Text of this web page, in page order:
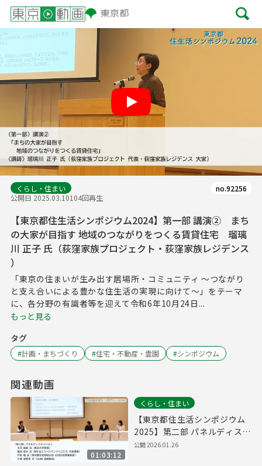
くらし・住まい
公開日 2025.03.10104回再生
no.92256
【東京都住生活シンポジウム2024】第一部 講演② まち
の大家が目指す 地域のつながりをつくる賃貸住宅 瑠璃
川 正子 氏（荻窪家族プロジェクト・荻窪家族レジデンス
）
「東京の住まいが生み出す居場所・コミュニティ ～つながり
と支え合いによる豊かな住生活の実現に向けて～」をテーマ
に、各分野の有識者等を迎えて令和6年10月24日...
もっと見る
タグ
#計画・まちづくり #住宅・不動産・霊園 #シンポジウム
関連動画
01:03:12
くらし・住まい
【東京都住生活シンポジウム
2025】第二部 パネルディスカ
ッション
公開2026.01.26